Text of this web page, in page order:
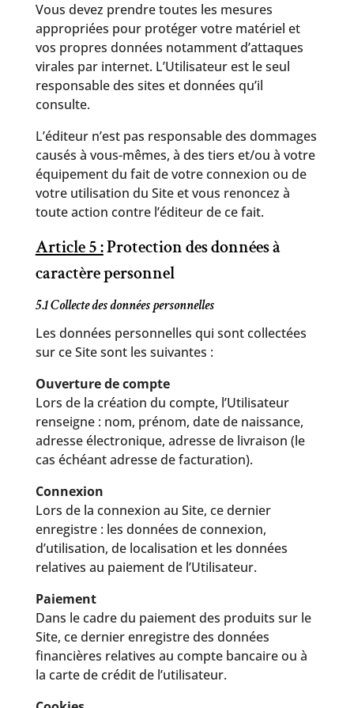
Vous devez prendre toutes les mesures
appropriées pour protéger votre matériel et
vos propres données notamment d’attaques
virales par internet. L’Utilisateur est le seul
responsable des sites et données qu’il
consulte.
L’éditeur n’est pas responsable des dommages
causés à vous-mêmes, à des tiers et/ou à votre
équipement du fait de votre connexion ou de
votre utilisation du Site et vous renoncez à
toute action contre l’éditeur de ce fait.
Article 5 :Protection des données à
caractère personnel
5.1 Collecte des données personnelles
Les données personnelles qui sont collectées
sur ce Site sont les suivantes :
Ouverture de compte
Lors de la création du compte, l’Utilisateur
renseigne : nom, prénom, date de naissance,
adresse électronique, adresse de livraison (le
cas échéant adresse de facturation).
Connexion
Lors de la connexion au Site, ce dernier
enregistre : les données de connexion,
d’utilisation, de localisation et les données
relatives au paiement de l’Utilisateur.
Paiement
Dans le cadre du paiement des produits sur le
Site, ce dernier enregistre des données
financières relatives au compte bancaire ou à
la carte de crédit de l’utilisateur.